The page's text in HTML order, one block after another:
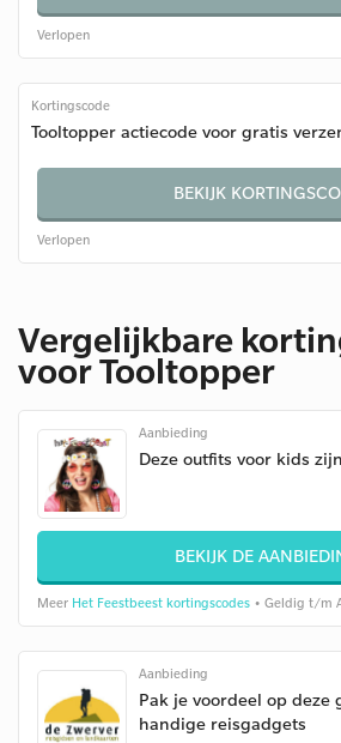
Verlopen
Kortingscode
Tooltopper actiecode voor gratis
BEKIJK
Verlopen
Vergelijkbare
voor Tooltopper
Aanbieding
Deze outfits voor kids
BEKIJK DE
Meer Het Feestbeest kortingscodes • Geldig t/m
Aanbieding
Pak je voordeel op deze
handige reisgadgets